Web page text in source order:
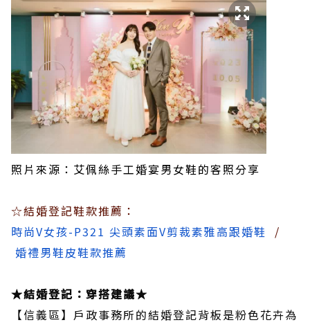
照片來源：艾佩絲手工婚宴男女鞋的客照分享
☆結婚登記鞋款推薦：
時尚V女孩-P321 尖頭素面V剪裁素雅高跟婚鞋
/
婚禮男鞋皮鞋款推薦
★結婚登記：穿搭建議★
【信義區】戶政事務所的結婚登記背板是粉色花卉為